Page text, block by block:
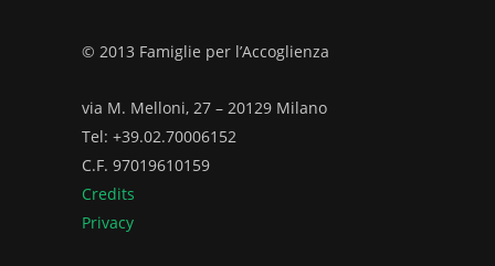
© 2013 Famiglie per l’Accoglienza
via M. Melloni, 27 – 20129 Milano
Tel: +39.02.70006152
C.F. 97019610159
Credits
Privacy